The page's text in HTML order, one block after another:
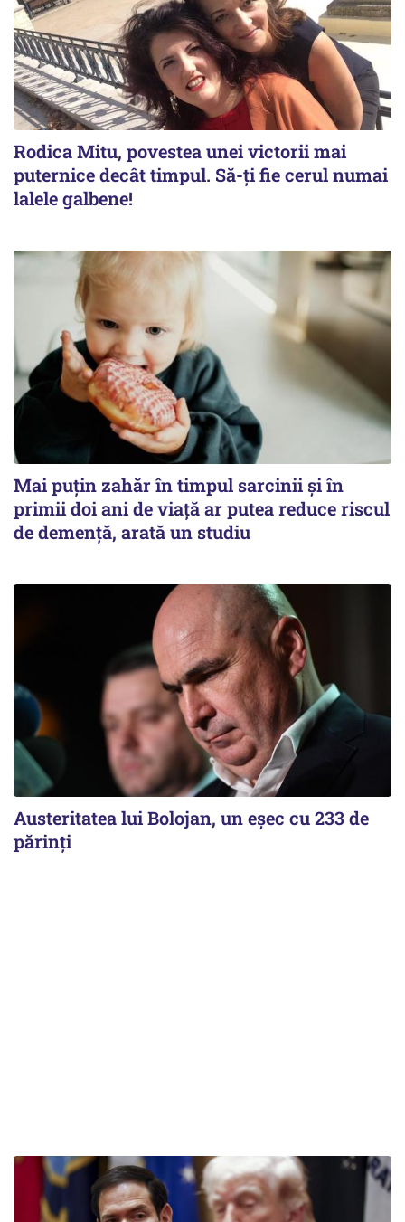
Rodica Mitu, povestea unei victorii mai
puternice decât timpul. Să-ți fie cerul numai
lalele galbene!
Mai puțin zahăr în timpul sarcinii și în
primii doi ani de viață ar putea reduce riscul
de demență, arată un studiu
Austeritatea lui Bolojan, un eșec cu 233 de
părinți